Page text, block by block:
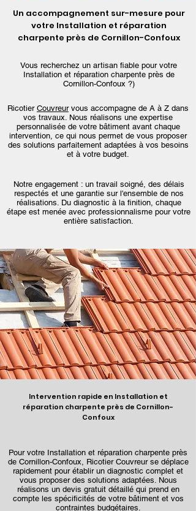
Un accompagnement sur-mesure pour
votre Installation et réparation
charpente près de Cornillon-Confoux
Vous recherchez un artisan fiable pour votre
Installation et réparation charpente près de
Cornillon-Confoux ?)
Ricotier Couvreur vous accompagne de A à Z dans
vos travaux. Nous réalisons une expertise
personnalisée de votre bâtiment avant chaque
intervention, ce qui nous permet de vous proposer
des solutions parfaitement adaptées à vos besoins
et à votre budget.
Notre engagement : un travail soigné, des délais
respectés et une garantie sur l'ensemble de nos
réalisations. Du diagnostic à la finition, chaque
étape est menée avec professionnalisme pour votre
entière satisfaction.
Intervention rapide en Installation et
réparation charpente près de Cornillon-
Confoux
Pour votre Installation et réparation charpente près
de Cornillon-Confoux, Ricotier Couvreur se déplace
rapidement pour établir un diagnostic complet et
vous proposer des solutions adaptées. Nous
réalisons un devis gratuit détaillé qui prend en
compte les spécificités de votre bâtiment et vos
contraintes budgétaires.